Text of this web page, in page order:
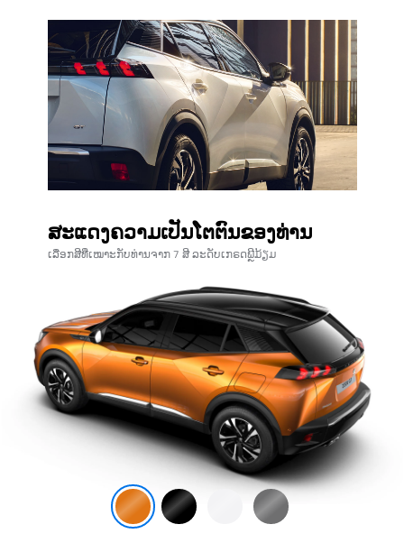
ສະແດງຄວາມເປັນໂຕຕົນຂອງທ່ານ
ເລືອກສີທີ່ເໝາະກັບທ່ານຈາກ 7 ສີ ລະ​ດັບ​ເກ​ຣດພຼີມ້ຽມ